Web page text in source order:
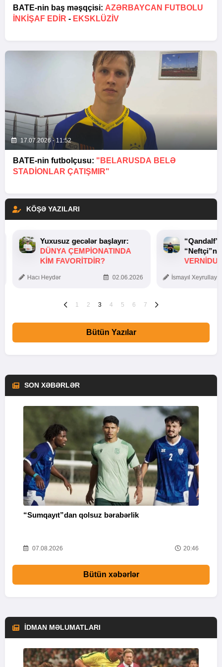
BATE-nin baş məşqçisi: AZƏRBAYCAN FUTBOLU
INKIŞAF EDIR - EKSKLÜZİV
17.07.2026 - 11:52
BATE-nin futbolçusu: "BELARUSDA BELƏ
STADIONLAR ÇATIŞMIR"
KÖŞƏ YAZILARI
Yuxusuz gecələr başlayır:
DÜNYA ÇEMPIONATINDA
KIM FAVORITDIR?
Hacı Heydər 02.06.2026 İsmayıl
1 2 3 4 5 6 7
Bütün Yazılar
SON XƏBƏRLƏR
“Sumqayıt”dan qolsuz bərabərlik
07.08.2026 20:46
Bütün xəbərlər
İDMAN MƏLUMATLARI